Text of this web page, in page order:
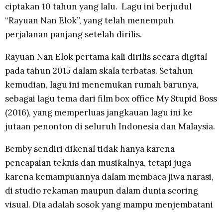
ciptakan 10 tahun yang lalu. Lagu ini berjudul
“Rayuan Nan Elok”, yang telah menempuh
perjalanan panjang setelah dirilis.
Rayuan Nan Elok pertama kali dirilis secara digital
pada tahun 2015 dalam skala terbatas. Setahun
kemudian, lagu ini menemukan rumah barunya,
sebagai lagu tema dari film box office My Stupid Boss
(2016), yang memperluas jangkauan lagu ini ke
jutaan penonton di seluruh Indonesia dan Malaysia.
Bemby sendiri dikenal tidak hanya karena
pencapaian teknis dan musikalnya, tetapi juga
karena kemampuannya dalam membaca jiwa narasi,
di studio rekaman maupun dalam dunia scoring
visual. Dia adalah sosok yang mampu menjembatani